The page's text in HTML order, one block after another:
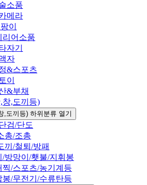
소품
메라
이
리어소품
자기
자
&스포츠
이
&부채
창,도끼등)
,도끼등) 하위분류 열기
검/단도
총/조총
끼/철퇴/방패
/방망이/횃불/지휘봉
찍/스포츠/농기계등
봉/무전기/수류탄등